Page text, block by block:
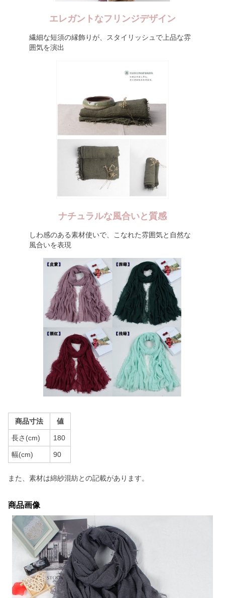
エレガントなフリンジデザイン
繊細な短須の縁飾りが、スタイリッシュで上品な雰
囲気を演出
ナチュラルな風合いと質感
しわ感のある素材使いで、こなれた雰囲気と自然な
風合いを表現
商品寸法 値
長さ(cm) 180
幅(cm) 90
また、素材は綿紗混紡との記載があります。
商品画像